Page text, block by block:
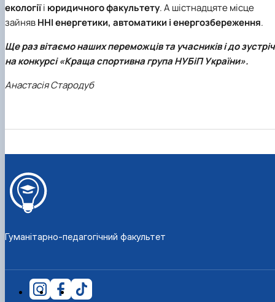
екологіїі юридичного факультету. А шістнадцяте місце
зайнявННІ енергетики, автоматики і енергозбереження.
Ще раз вітаємо наших переможців та учасників і до
на конкурсі «Краща спортивна група НУБіП України».
Анастасія Стародуб
Гуманітарно-педагогічний факультет